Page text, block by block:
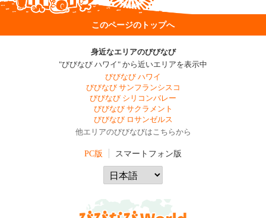
このページのトップへ
身近なエリアのびびなび
"びびなび ハワイ" から近いエリアを表示中
びびなび ハワイ
びびなび サンフランシスコ
びびなび シリコンバレー
びびなび サクラメント
びびなび ロサンゼルス
他エリアのびびなびはこちらから
PC版 スマートフォン版